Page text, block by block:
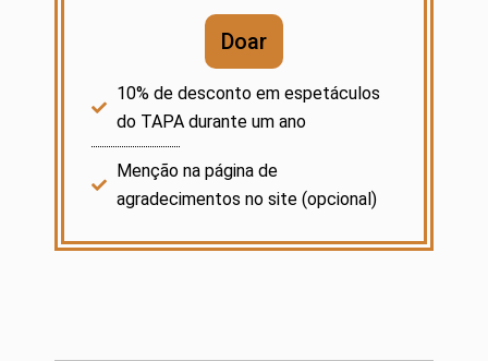
Doar
10% de desconto em espetáculos
do TAPA durante um ano
Menção na página de
agradecimentos no site (opcional)